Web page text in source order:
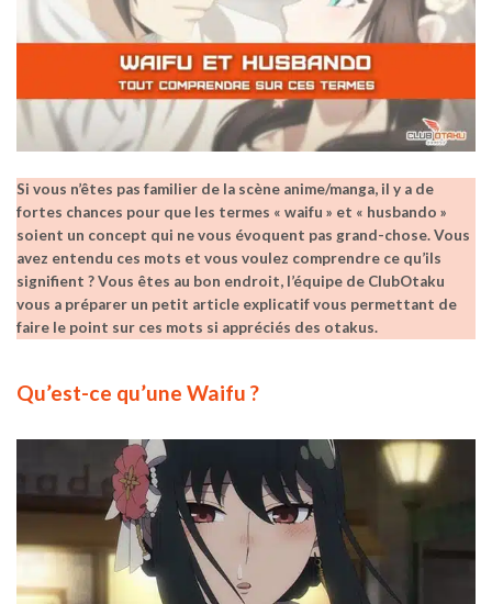
Si vous n’êtes pas familier de la scène anime/manga, il y a de
fortes chances pour que les termes « waifu » et « husbando »
soient un concept qui ne vous évoquent pas grand-chose. Vous
avez entendu ces mots et vous voulez comprendre ce qu’ils
signifient ? Vous êtes au bon endroit, l’équipe de ClubOtaku
vous a préparer un petit article explicatif vous permettant de
faire le point sur ces mots si appréciés des otakus.
Qu’est-ce qu’une Waifu ?